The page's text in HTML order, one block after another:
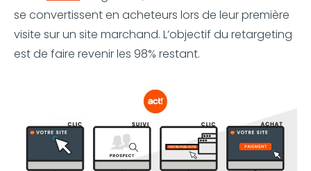
se convertissent en acheteurs lors de leur première
visite sur un site marchand. L’objectif du retargeting
est de faire revenir les 98% restant.